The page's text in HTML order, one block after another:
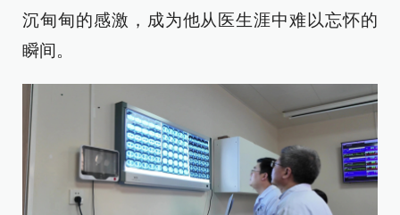
沉甸甸的感激，成为他从医生涯中难以忘怀的
瞬间。